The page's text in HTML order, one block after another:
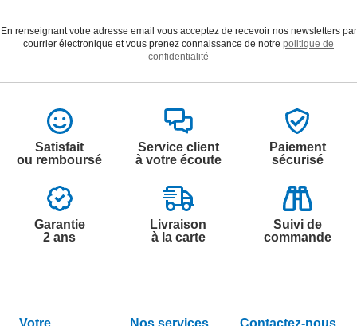
En renseignant votre adresse email vous acceptez de recevoir nos newsletters par
courrier électronique et vous prenez connaissance de notre politique de
confidentialité
Satisfait
ou remboursé
Service client
à votre écoute
Paiement
sécurisé
Garantie
2 ans
Livraison
à la carte
Suivi de
commande
Votre
Nos services Contactez-nous